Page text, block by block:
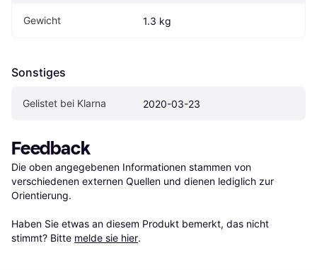
Gewicht 1.3 kg
Sonstiges
Gelistet bei Klarna 2020-03-23
Feedback
Die oben angegebenen Informationen stammen von
verschiedenen externen Quellen und dienen lediglich zur
Orientierung.
Haben Sie etwas an diesem Produkt bemerkt, das nicht
stimmt? Bitte melde sie hier.